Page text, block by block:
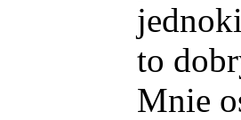
to
Mnie